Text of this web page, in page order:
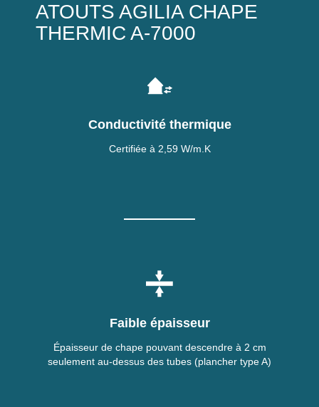
ATOUTS AGILIA CHAPE
THERMIC A-7000
Conductivité thermique
Certifiée à 2,59 W/m.K
Faible épaisseur
Épaisseur de chape pouvant descendre à 2 cm
seulement au-dessus des tubes (plancher type A)